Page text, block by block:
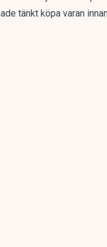
tänkt köpa varan